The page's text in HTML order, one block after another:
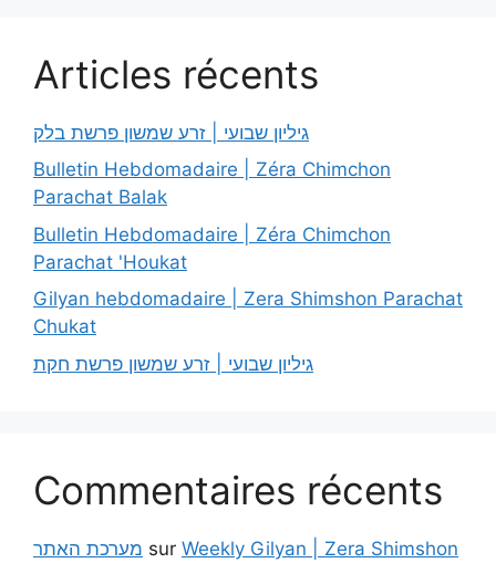
Articles récents
גיליון שבועי | זרע שמשון פרשת בלק
Bulletin Hebdomadaire | Zéra Chimchon
Parachat Balak
Bulletin Hebdomadaire | Zéra Chimchon
Parachat 'Houkat
Gilyan hebdomadaire | Zera Shimshon Parachat
Chukat
גיליון שבועי | זרע שמשון פרשת חקת
Commentaires récents
מערכת האתר sur Weekly Gilyan | Zera Shimshon